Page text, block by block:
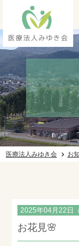
HOME
外来案内
人間ドック・健康
介護サービス
法人案内
医療法人みゆき会 お
2025年04月22日（
お花見🌸